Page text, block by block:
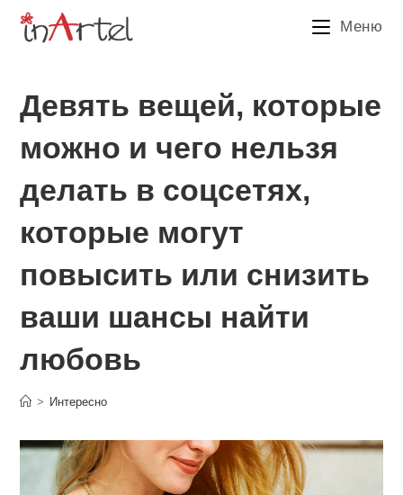
Перейти
Меню
Девять вещей, которые
можно и чего нельзя
делать в соцсетях,
которые могут
повысить или снизить
ваши шансы найти
любовь
> Интересно